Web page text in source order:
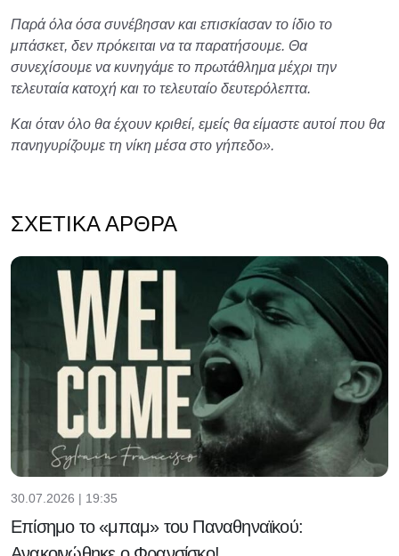
Παρά όλα όσα συνέβησαν και επισκίασαν το ίδιο το
μπάσκετ, δεν πρόκειται να τα παρατήσουμε. Θα
συνεχίσουμε να κυνηγάμε το πρωτάθλημα μέχρι την
τελευταία κατοχή και το τελευταίο δευτερόλεπτα.
Και όταν όλο θα έχουν κριθεί, εμείς θα είμαστε αυτοί που θα
πανηγυρίζουμε τη νίκη μέσα στο γήπεδο».
ΣΧΕΤΙΚΆ ΆΡΘΡΑ
30.07.2026 | 19:35
Επίσημο το «μπαμ» του Παναθηναϊκού: